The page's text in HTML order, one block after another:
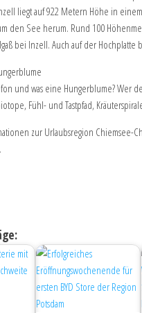
liegt auf 922 Metern Höhe in
den See herum. Rund 100
bei Inzell. Auch auf der
und was eine Hungerblume? Wer
Fühl- und Tastpfad,
zur Urlaubsregion Chiemsee-